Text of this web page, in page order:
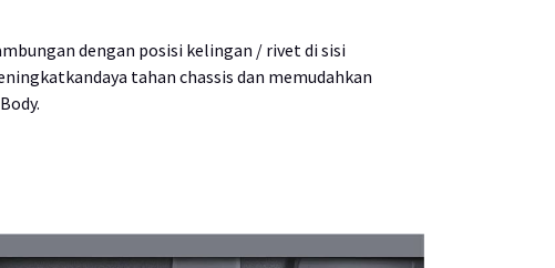
dengan posisi kelingan / rivet di sisi
tahan chassis dan memudahkan